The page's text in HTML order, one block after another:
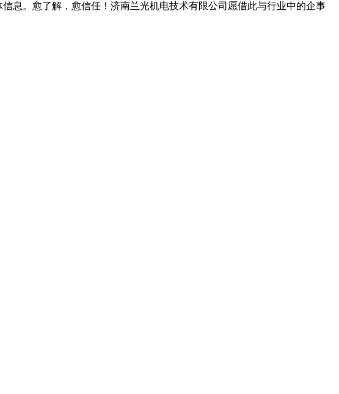
息。愈了解，愈信任！济南兰光机电技术有限公司愿借此与行业中的企事